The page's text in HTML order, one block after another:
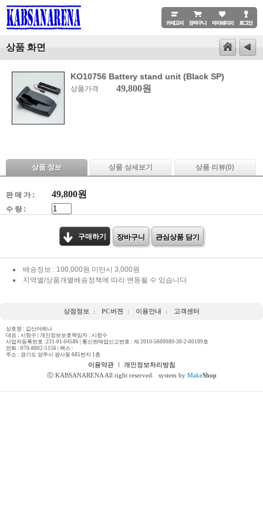
상품 화면
KO10756 Battery stand unit (Black SP)
상품가격 49,800원
상품 정보 상품 상세보기 상품 리뷰(0)
판 매 가 : 49,800원
수 량 :
구매하기 장바구니 관심상품 담기
배송정보 : 100,000원 미만시 3,000원
지역별/상품개별배송정책에 따라 변동될 수 있습니다
상점정보 PC버젼 이용안내 고객센터
상호명 : 갑산아레나
대표 : 시창수 | 개인정보보호책임자 : 시창수
사업자등록번호 :231-01-04586 | 통신판매업신고번호 : 제 2010-5600089-30-2-00189호
전화 : 070-8802-5156 | 팩스 :
주소 : 경기도 양주시 광사동 685번지 1층
이용약관ㅣ 개인정보처리방침
ⓒ KABSANARENA All right reserved.
system by MakeShop